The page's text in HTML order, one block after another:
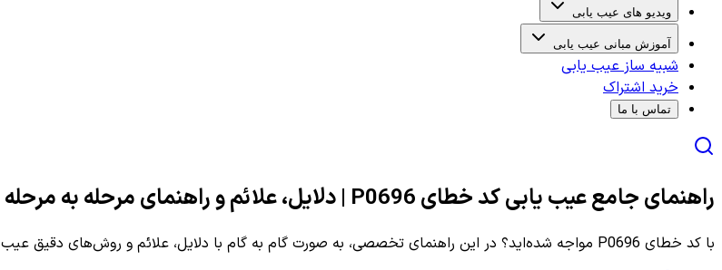
ویدیو های عیب یابی
آموزش مبانی عیب یابی
شبیه ساز عیب یابی
خرید اشتراک
تماس با ما
راهنمای جامع عیب یابی کد خطای P0696 | دلایل، علائم و راهنمای مرحله به مرحله
با کد خطای P0696 مواجه شده‌اید؟ در این راهنمای تخصصی، به صورت گام به گام با دلایل، علائم و روش‌های دقیق عیب یابی و رفع این ارور آشنا شوید.